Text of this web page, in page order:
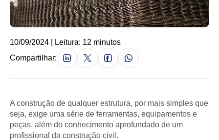
10/09/2024 | Leitura: 12 minutos
Compartilhar:
A construção de qualquer estrutura, por mais simples que
seja, exige uma série de ferramentas, equipamentos e
peças, além do conhecimento aprofundado de um
profissional da construção civil.